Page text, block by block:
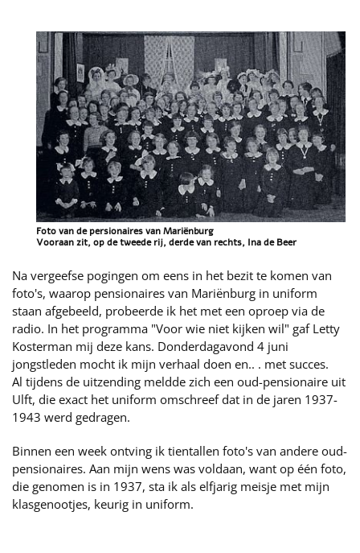
Foto van de persionaires van Mariënburg
Vooraan zit, op de tweede rij, derde van rechts, Ina de Beer
Na vergeefse pogingen om eens in het bezit te komen van
foto's, waarop pensionaires van Mariënburg in uniform
staan afgebeeld, probeerde ik het met een oproep via de
radio. In het programma "Voor wie niet kijken wil" gaf Letty
Kosterman mij deze kans. Donderdagavond 4 juni
jongstleden mocht ik mijn verhaal doen en.. . met succes.
Al tijdens de uitzending meldde zich een oud-pensionaire uit
Ulft, die exact het uniform omschreef dat in de jaren 1937-
1943 werd gedragen.
Binnen een week ontving ik tientallen foto's van andere oud-
pensionaires. Aan mijn wens was voldaan, want op één foto,
die genomen is in 1937, sta ik als elfjarig meisje met mijn
klasgenootjes, keurig in uniform.